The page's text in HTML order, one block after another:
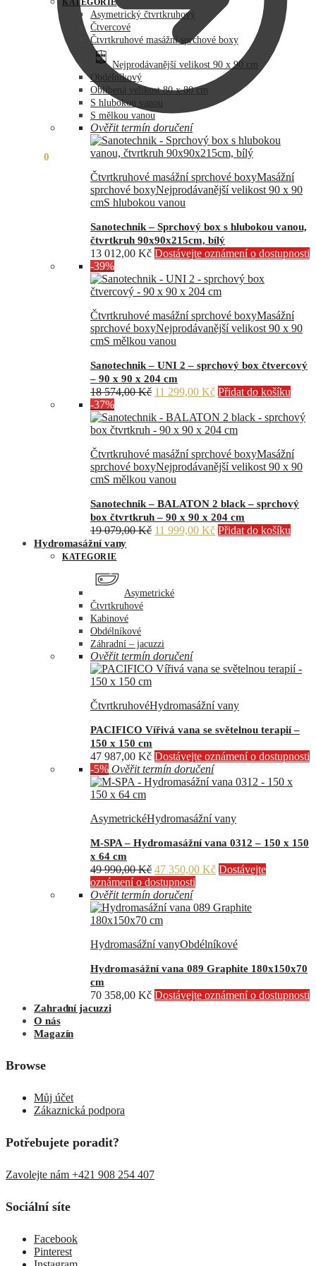
0
73
990,00 Kč.
60
890,00 Kč.
KATEGORIE
Asymetrický čtvrtkruhový
Čtvercové
Čtvrtkruhové masážní sprchové boxy
Nejprodávanější velikost 90 x 90 cm
Obdélníkový
Oblíbená velikost 80 x 80 cm
S hlubokou vanou
S mělkou vanou
Ověřit termín doručení
Čtvrtkruhové masážní sprchové boxyMasážní
sprchové boxyNejprodávanější velikost 90 x 90
cmS hlubokou vanou
Sanotechnik – Sprchový box s hlubokou vanou,
čtvrtkruh 90x90x215cm, bílý
13 012,00 Kč Dostávejte oznámení o dostupnosti
-39%
Čtvrtkruhové masážní sprchové boxyMasážní
sprchové boxyNejprodávanější velikost 90 x 90
cmS mělkou vanou
Sanotechnik – UNI 2 – sprchový box čtvercový
– 90 x 90 x 204 cm
18 574,00Kč Původní
byla:
18
11 299,00 KčAktuální
je:
11
Přidat do košíku
-37%
Čtvrtkruhové masážní sprchové boxyMasážní
sprchové boxyNejprodávanější velikost 90 x 90
cmS mělkou vanou
Sanotechnik – BALATON 2 black – sprchový
box čtvrtkruh – 90 x 90 x 204 cm
19 079,00Kč Původní
11 999,00 KčAktuální
Přidat do košíku
Hydromasážní vany
KATEGORIE
Asymetrické
Čtvrtkruhové
Kabinové
Obdélníkové
Záhradní – jacuzzi
Ověřit termín doručení
ČtvrtkruhovéHydromasážní vany
PACIFICO Vířivá vana se světelnou terapií –
150 x 150 cm
47 987,00 Kč Dostávejte oznámení o dostupnosti
-5% Ověřit termín doručení
AsymetrickéHydromasážní vany
M-SPA – Hydromasážní vana 0312 – 150 x 150
x 64 cm
49 990,00Kč Původní
cena
byla:
49
990,00 Kč.
47 350,00 KčAktuální
47
Dostávejte
oznámení o dostupnosti
Ověřit termín doručení
Hydromasážní vanyObdélníkové
Hydromasážní vana 089 Graphite 180x150x70
cm
70 358,00 Kč Dostávejte oznámení o dostupnosti
Zahradní jacuzzi
O nás
Magazín
Browse
Můj účet
Zákaznická podpora
Potřebujete poradit?
Zavolejte nám +421 908 254 407
Sociální síte
Facebook
Pinterest